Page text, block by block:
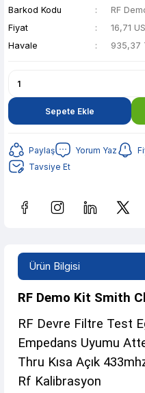
Barkod Kodu
RF
Fiyat
16,71
Havale
935,37
Sepete Ekle
Paylaş Yorum Yaz
Tavsiye Et
186,12 TL
Ürün Bilgisi
RF Demo Kit Smith
RF Devre Filtre Test
Empedans Uyumu
Thru Kısa Açık
Rf Kalibrasyon